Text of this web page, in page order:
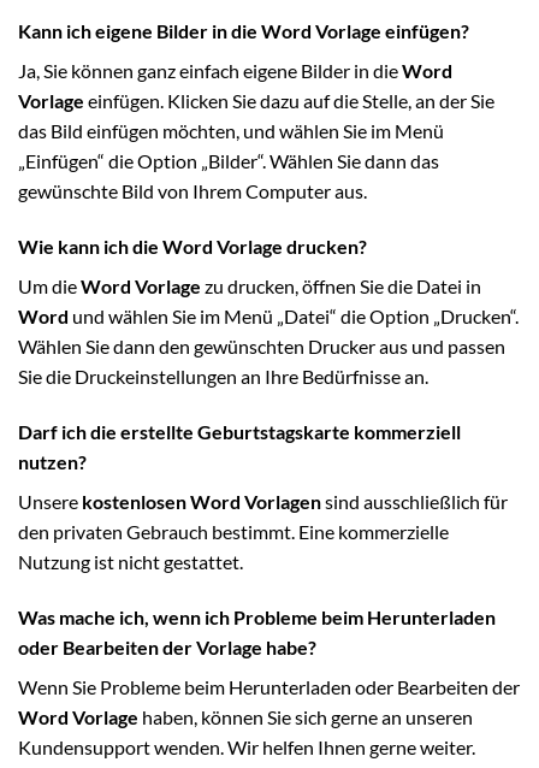
Kann ich eigene Bilder in die Word Vorlage einfügen?
Ja, Sie können ganz einfach eigene Bilder in dieWord
Vorlage einfügen. Klicken Sie dazu auf die Stelle, an der Sie
das Bild einfügen möchten, und wählen Sie im Menü
„Einfügen“ die Option „Bilder“. Wählen Sie dann das
gewünschte Bild von Ihrem Computer aus.
Wie kann ich die Word Vorlage drucken?
Um dieWord Vorlage zu drucken, öffnen Sie die Datei in
Word und wählen Sie im Menü „Datei“ die Option „Drucken“.
Wählen Sie dann den gewünschten Drucker aus und passen
Sie die Druckeinstellungen an Ihre Bedürfnisse an.
Darf ich die erstellte Geburtstagskarte kommerziell
nutzen?
Unsere kostenlosen Word Vorlagensind ausschließlich für
den privaten Gebrauch bestimmt. Eine kommerzielle
Nutzung ist nicht gestattet.
Was mache ich, wenn ich Probleme beim Herunterladen
oder Bearbeiten der Vorlage habe?
Wenn Sie Probleme beim Herunterladen oder Bearbeiten der
Word Vorlage haben, können Sie sich gerne an unseren
Kundensupport wenden. Wir helfen Ihnen gerne weiter.